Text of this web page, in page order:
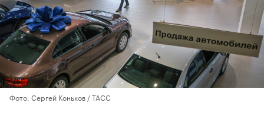
Фото: Сергей Коньков / ТАСС